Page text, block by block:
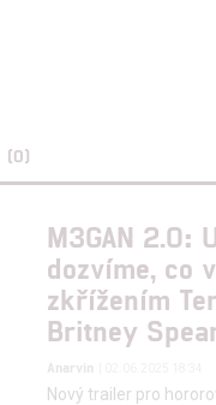
(0)
M3GAN 2.0:
dozvíme, co
zkřížením
Britney
Anarvin
Nový trailer pro